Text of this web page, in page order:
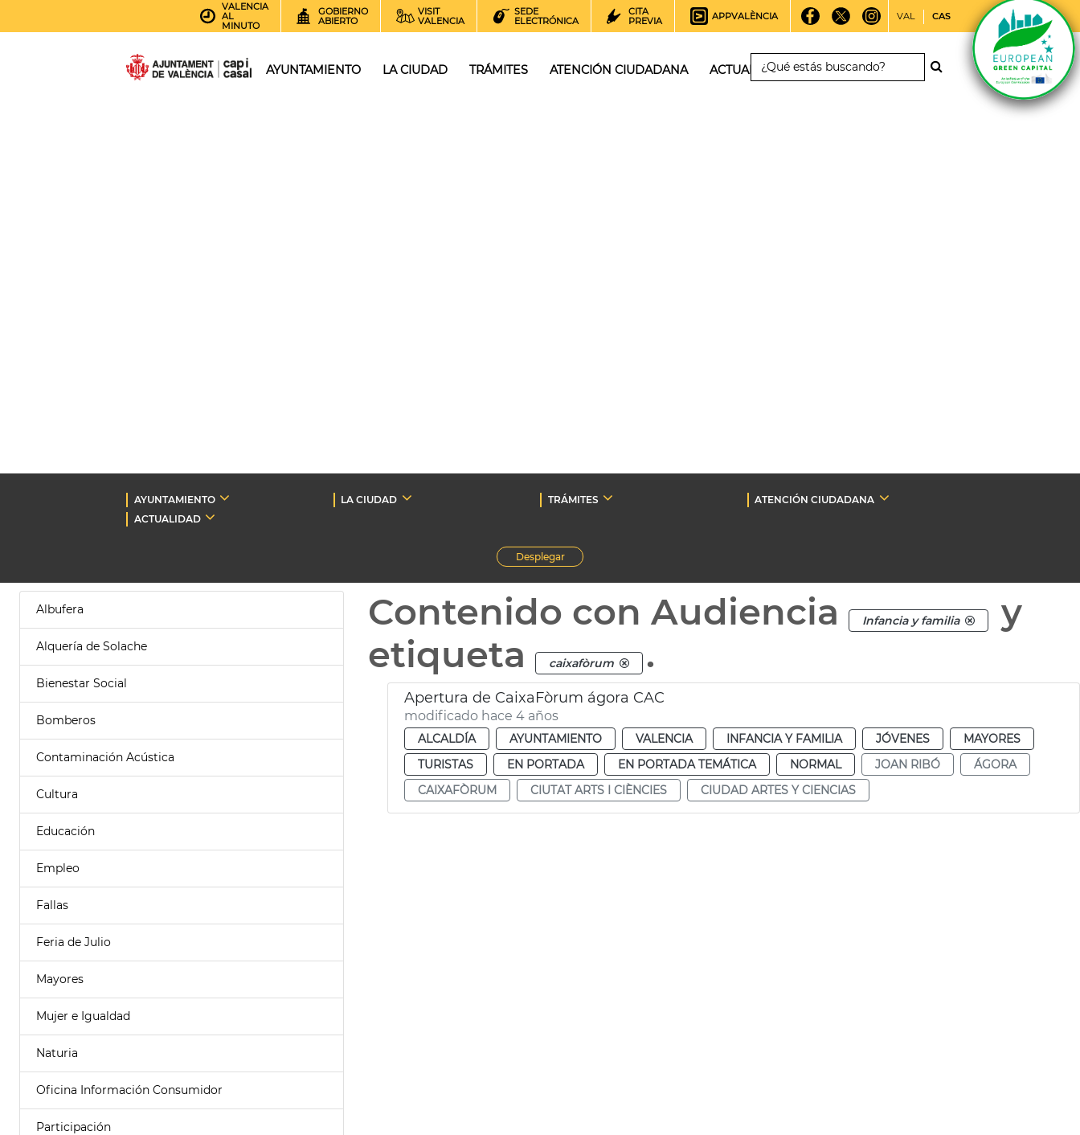
VALENCIA
AL
MINUTO
GOBIERNO
ABIERTO
VISIT
VALENCIA
SEDE
ELECTRÓNICA
CITA
PREVIA
APPVALÈNCIA VAL CAS
AYUNTAMIENTO LA CIUDAD TRÁMITES ATENCIÓN CIUDADANA ACTUALIDAD
AYUNTAMIENTO LA CIUDAD TRÁMITES
ATENCIÓN CIUDADANA
ACTUALIDAD
Desplegar
Albufera
Alquería de Solache
Bienestar Social
Bomberos
Contaminación Acústica
Cultura
Educación
Empleo
Fallas
Feria de Julio
Mayores
Mujer e Igualdad
Naturia
Oficina Información Consumidor
Participación
Contenido con Audiencia Infancia y familia
y
etiqueta
caixafòrum .
Apertura de CaixaFòrum ágora CAC
modificado hace 4 años
ALCALDÍA AYUNTAMIENTO VALENCIA INFANCIA Y FAMILIA JÓVENES
MAYORES
TURISTAS
EN PORTADA EN PORTADA TEMÁTICA NORMAL JOAN RIBÓ
ÁGORA
CAIXAFÒRUM
CIUTAT ARTS I CIÈNCIES CIUDAD ARTES Y CIENCIAS